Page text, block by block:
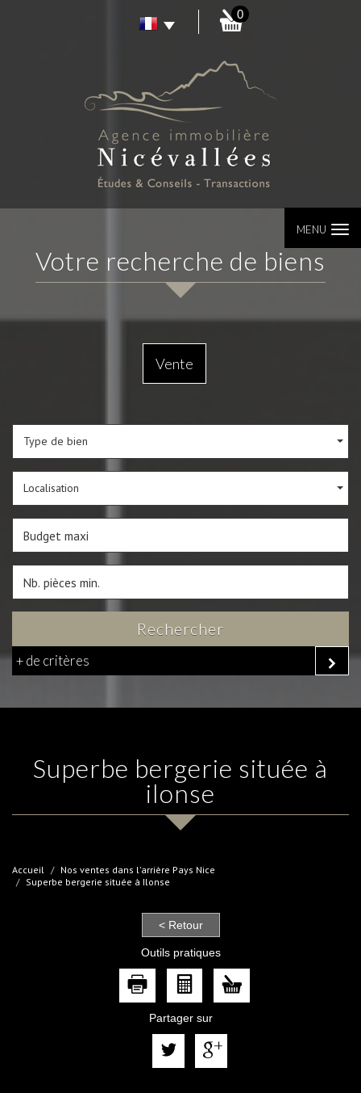
0
MENU
votre recherche de biens
Vente
Type de bien
Localisation
Rechercher
+ de critères
superbe bergerie située à
ilonse
Accueil
Nos ventes dans l'arrière Pays Nice
Superbe bergerie située à Ilonse
< Retour
Outils pratiques
Partager sur